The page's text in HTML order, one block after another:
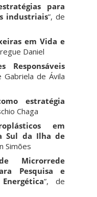
para
industriais”, de
em Vida e
Daniel
Responsáveis
Gabriela de Ávila
estratégia
Chaga
em
Sul da Ilha de
Simões
Microrrede
Pesquisa e
”, de